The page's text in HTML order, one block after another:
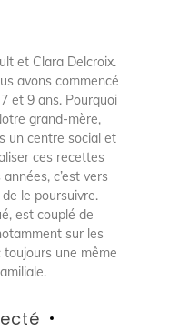
et Clara Delcroix.
avons commencé
et 9 ans. Pourquoi
grand-mère,
un centre social et
ces recettes
c’est vers
le poursuivre.
est couplé de
sur les
toujours une même